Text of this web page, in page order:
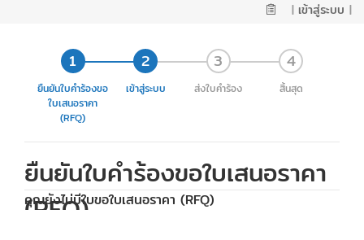
| เข้าสู่ระบบ |
ยืนยันใบคำร้องขอ
ใบเสนอราคา
(RFQ)
เข้าสู่ระบบ ส่งใบคำร้อง สิ้นสุด
ยืนยันใบคำร้องขอใบเสนอราคา
(RFQ)
คุณยังไม่มีใบขอใบเสนอราคา (RFQ)